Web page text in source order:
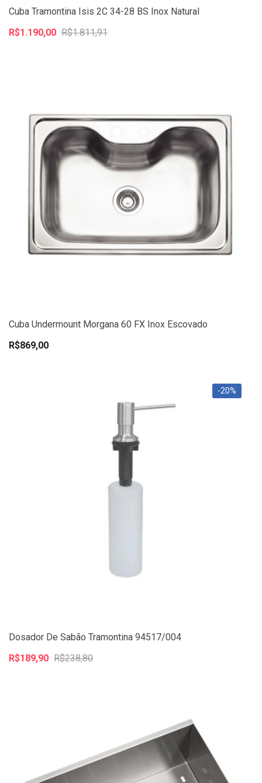
Cuba Tramontina Isis 2C 34-28 BS Inox Natural
R$1.190,00 R$1.811,91
Cuba Undermount Morgana 60 FX Inox Escovado
R$869,00
-20%
Dosador De Sabão Tramontina 94517/004
R$189,90 R$238,80